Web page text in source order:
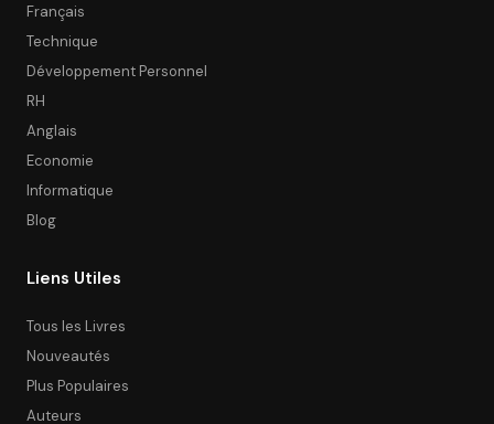
Français
Technique
Développement Personnel
RH
Anglais
Economie
Informatique
Blog
Liens Utiles
Tous les Livres
Nouveautés
Plus Populaires
Auteurs